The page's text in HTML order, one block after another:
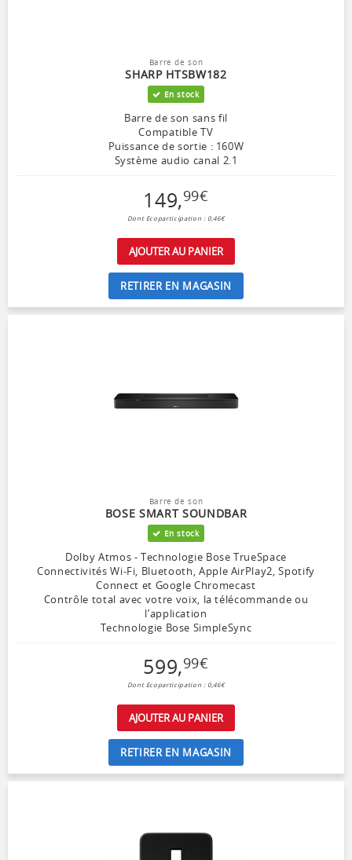
Barre de son
SHARP HTSBW182
En stock
Barre de son sans fil
Compatible TV
Puissance de sortie : 160W
Système audio canal 2.1
149,99€
Dont Ecoparticipation : 0,46€
AJOUTER AU PANIER
RETIRER EN MAGASIN
Barre de son
BOSE SMART SOUNDBAR
En stock
Dolby Atmos - Technologie Bose TrueSpace
Connectivités Wi-Fi, Bluetooth, Apple AirPlay2, Spotify
Connect et Google Chromecast
Contrôle total avec votre voix, la télécommande ou
l’application
Technologie Bose SimpleSync
599,99€
Dont Ecoparticipation : 0,46€
AJOUTER AU PANIER
RETIRER EN MAGASIN